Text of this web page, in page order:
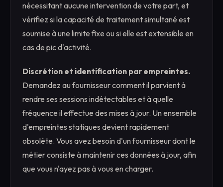
nécessitant aucune intervention de votre part, et
vérifiez si la capacité de traitement simultané est
soumise à une limite fixe ou si elle est extensible en
cas de pic d'activité.
Discrétion et identification par empreintes.
Demandez au fournisseur comment il parvient à
rendre ses sessions indétectables et à quelle
fréquence il effectue des mises à jour. Un ensemble
d'empreintes statiques devient rapidement
obsolète. Vous avez besoin d'un fournisseur dont le
métier consiste à maintenir ces données à jour, afin
que vous n'ayez pas à vous en charger.